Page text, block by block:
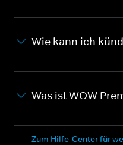
Wie kann ich
Was ist WOW
Zum Hilfe-Center für